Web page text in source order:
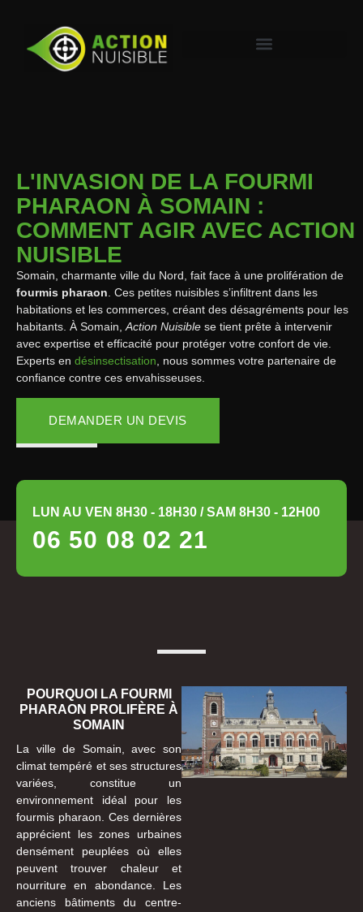
L'INVASION DE LA FOURMI
PHARAON À SOMAIN :
COMMENT AGIR AVEC ACTION
NUISIBLE
Somain, charmante ville du Nord, fait face à une prolifération de
fourmis pharaon . Ces petites nuisibles s’infiltrent dans les
habitations et les commerces, créant des désagréments pour les
habitants. À Somain, Action Nuisible se tient prête à intervenir
avec expertise et efficacité pour protéger votre confort de vie.
Experts en désinsectisation , nous sommes votre partenaire de
confiance contre ces envahisseuses.
DEMANDER UN DEVIS
LUN AU VEN 8H30 - 18H30 / SAM 8H30 - 12H00
06 50 08 02 21
POURQUOI LA FOURMI
PHARAON PROLIFÈRE À
SOMAIN
La ville de Somain, avec son
climat tempéré et ses structures
variées, constitue un
environnement idéal pour les
fourmis pharaon. Ces dernières
apprécient les zones urbaines
densément peuplées où elles
peuvent trouver chaleur et
nourriture en abondance. Les
anciens bâtiments du centre-